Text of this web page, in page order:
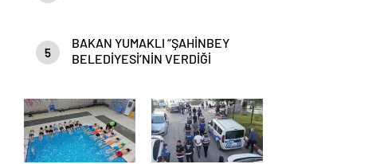
5
BAKAN YUMAKLI “ŞAHİNBEY
BELEDİYESİ’NİN VERDİĞİ